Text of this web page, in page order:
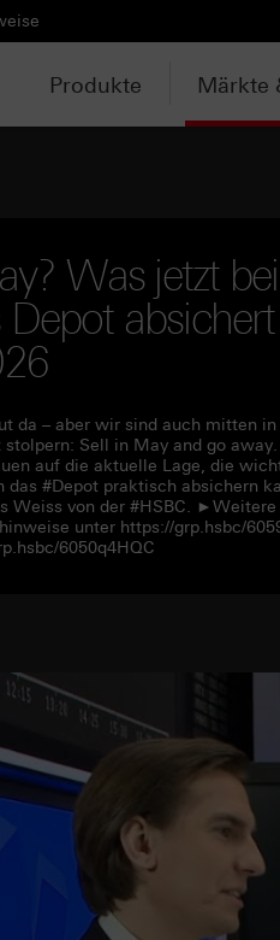
Produkte Märkte
Was jetzt
da – aber wir sind auch mitten
Sell in May and go
auf die aktuelle Lage, die
#Depot praktisch absichern
Weiss von der #HSBC.
unter https://grp.hsbc/
6050q4HQC